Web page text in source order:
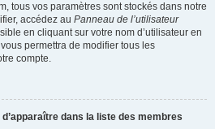
tous vos paramètres sont stockés dans notre
accédez au Panneau de l’utilisateur
en cliquant sur votre nom d’utilisateur en
permettra de modifier tous les
compte.
dans la liste des membres